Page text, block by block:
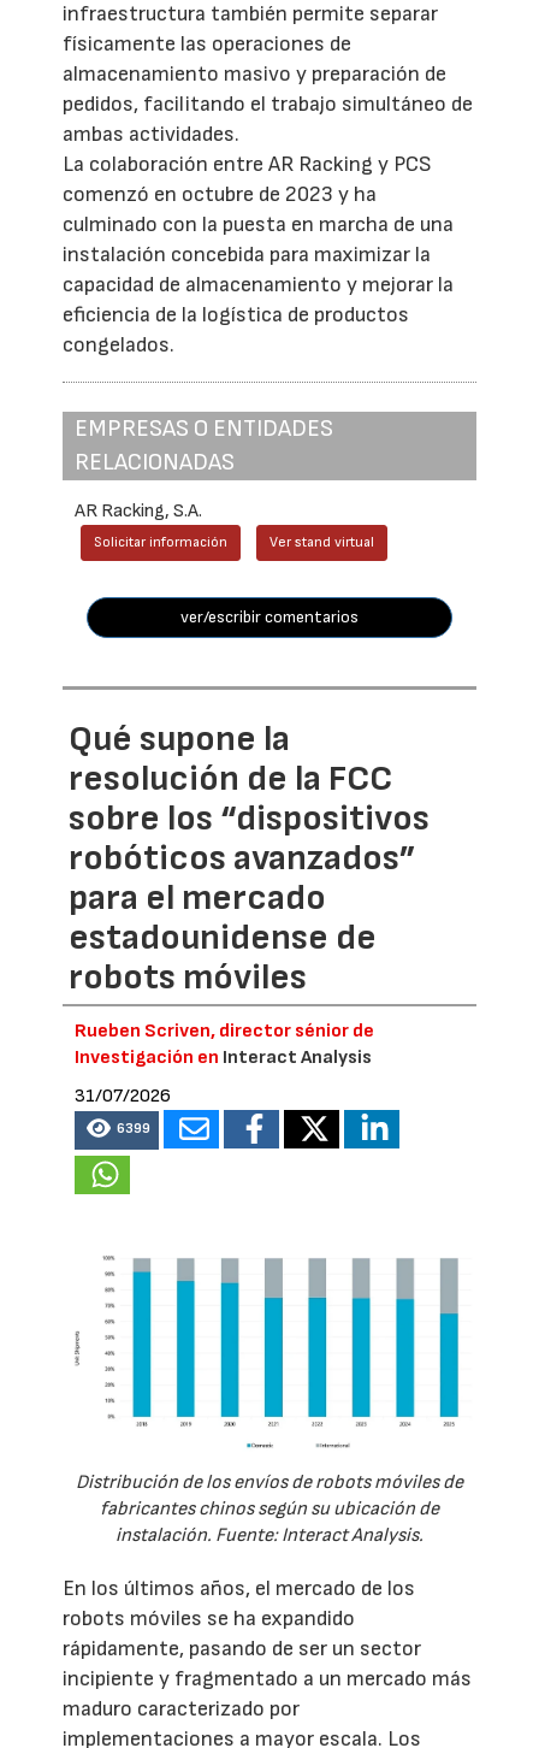
infraestructura también permite separar
físicamente las operaciones de
almacenamiento masivo y preparación de
pedidos, facilitando el trabajo simultáneo de
ambas actividades.
La colaboración entre AR Racking y PCS
comenzó en octubre de 2023 y ha
culminado con la puesta en marcha de una
instalación concebida para maximizar la
capacidad de almacenamiento y mejorar la
eficiencia de la logística de productos
congelados.
EMPRESAS O ENTIDADES
RELACIONADAS
AR Racking, S.A.
Solicitar información Ver stand virtual
ver/escribir comentarios
Qué supone la
resolución de la FCC
sobre los “dispositivos
robóticos avanzados”
para el mercado
estadounidense de
robots móviles
Rueben Scriven, director sénior de
Investigación en Interact Analysis
31/07/2026
6399
Distribución de los envíos de robots móviles de
fabricantes chinos según su ubicación de
instalación. Fuente: Interact Analysis.
En los últimos años, el mercado de los
robots móviles se ha expandido
rápidamente, pasando de ser un sector
incipiente y fragmentado a un mercado más
maduro caracterizado por
implementaciones a mayor escala. Los